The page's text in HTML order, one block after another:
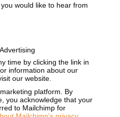
would like to hear from
time by clicking the link in
information about our
our website.
platform. By
you acknowledge that your
to Mailchimp for